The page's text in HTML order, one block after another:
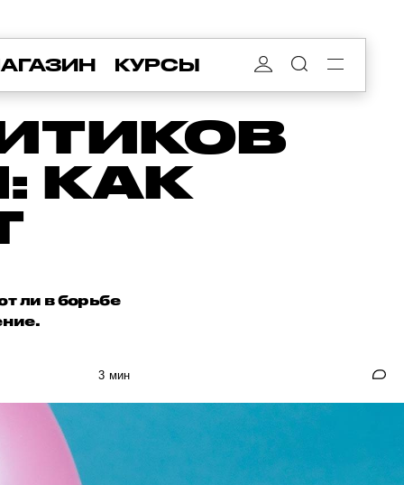
КУРСЫ
КАК
ли в борьбе
3 мин